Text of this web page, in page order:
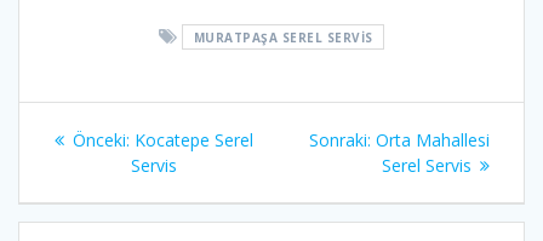
MURATPAŞA SEREL SERVIS
Yazı
gezinmesi
Önceki: Önceki
yazı:
Kocatepe Serel
Servis
Sonraki: Sonraki
yazı:
Orta Mahallesi
Serel Servis